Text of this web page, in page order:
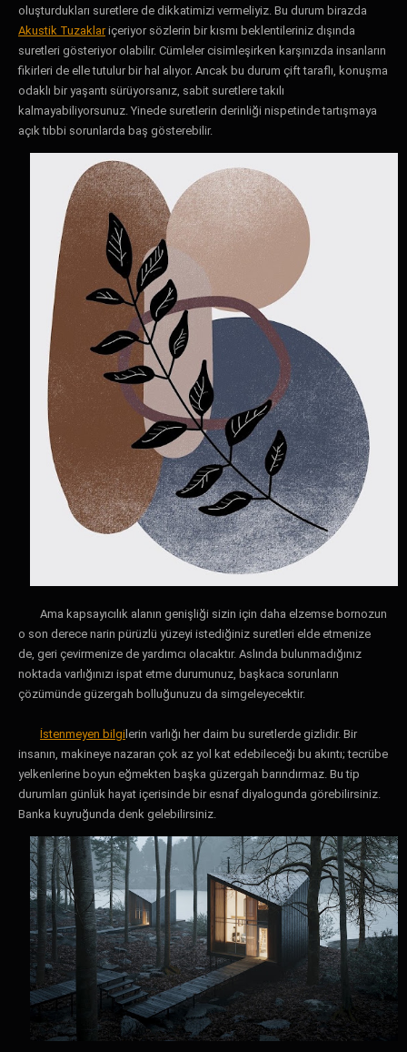
oluşturdukları suretlere de dikkatimizi vermeliyiz. Bu durum birazda
Akustik Tuzaklariçeriyor sözlerin bir kısmı beklentileriniz dışında
suretleri gösteriyor olabilir. Cümleler cisimleşirken karşınızda insanların
fikirleri de elle tutulur bir hal alıyor. Ancak bu durum çift taraflı, konuşma
odaklı bir yaşantı sürüyorsanız, sabit suretlere takılı
kalmayabiliyorsunuz. Yinede suretlerin derinliği nispetinde tartışmaya
açık tıbbi sorunlarda baş gösterebilir.
Ama kapsayıcılık alanın genişliği sizin için daha elzemse bornozun
o son derece narin pürüzlü yüzeyi istediğiniz suretleri elde etmenize
de, geri çevirmenize de yardımcı olacaktır. Aslında bulunmadığınız
noktada varlığınızı ispat etme durumunuz, başkaca sorunların
çözümünde güzergah bolluğunuzu da simgeleyecektir.
İstenmeyen bilgi lerin varlığı her daim bu suretlerde gizlidir. Bir
insanın, makineye nazaran çok az yol kat edebileceği bu akıntı; tecrübe
yelkenlerine boyun eğmekten başka güzergah barındırmaz. Bu tip
durumları günlük hayat içerisinde bir esnaf diyalogunda görebilirsiniz.
Banka kuyruğunda denk gelebilirsiniz.